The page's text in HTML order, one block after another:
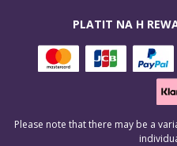
PLATIT NA H
Please note that there may be a